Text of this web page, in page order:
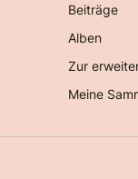
Beiträge
Alben
Zur
Meine